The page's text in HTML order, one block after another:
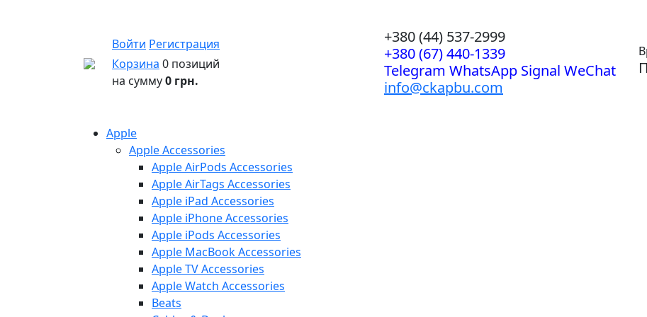
Войти Регистрация
Корзина 0 позиций
на сумму0 грн.
+380 (44) 537-2999
+380 (67) 440-1339
Telegram WhatsApp Signal WeChat
info@ckapbu.com
Apple
Apple Accessories
Apple AirPods Accessories
Apple AirTags Accessories
Apple iPad Accessories
Apple iPhone Accessories
Apple iPods Accessories
Apple MacBook Accessories
Apple TV Accessories
Apple Watch Accessories
Beats